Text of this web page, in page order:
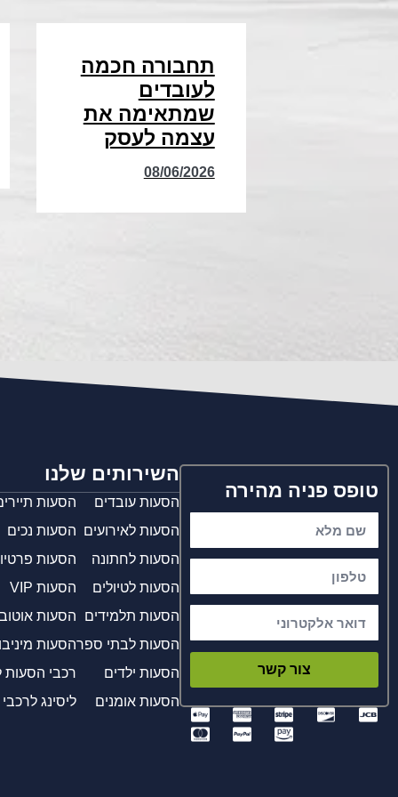
תחבורה חכמה
לעובדים
שמתאימה את
עצמה לעסק
08/06/2026
טופס פניה מהירה
צור קשר
השירותים שלנו
הסעות עובדים
הסעות לאירועים
הסעות לחתונה
הסעות לטיולים
הסעות תלמידים
הסעות לבתי ספר
הסעות ילדים
הסעות אומנים
הסעות
הסעות נכים
הסעות
הסעות VIP
הסעות
הסעות
רכבי הסעות
ליסינג